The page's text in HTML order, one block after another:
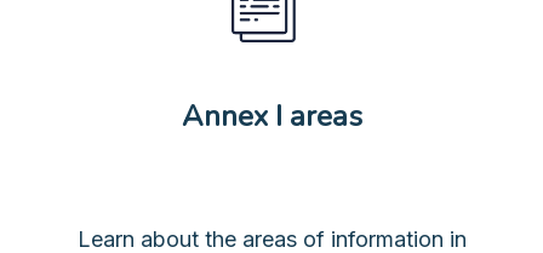
Annex I areas
Learn about the areas of information in